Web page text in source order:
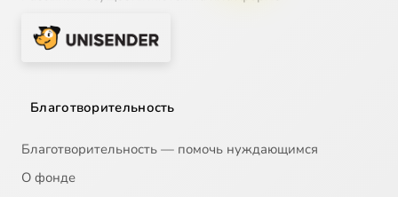
Благотворительность
Благотворительность — помочь нуждающимся
О фонде